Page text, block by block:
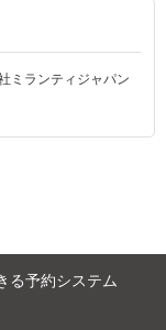
ミランティジャパン
る予約システム